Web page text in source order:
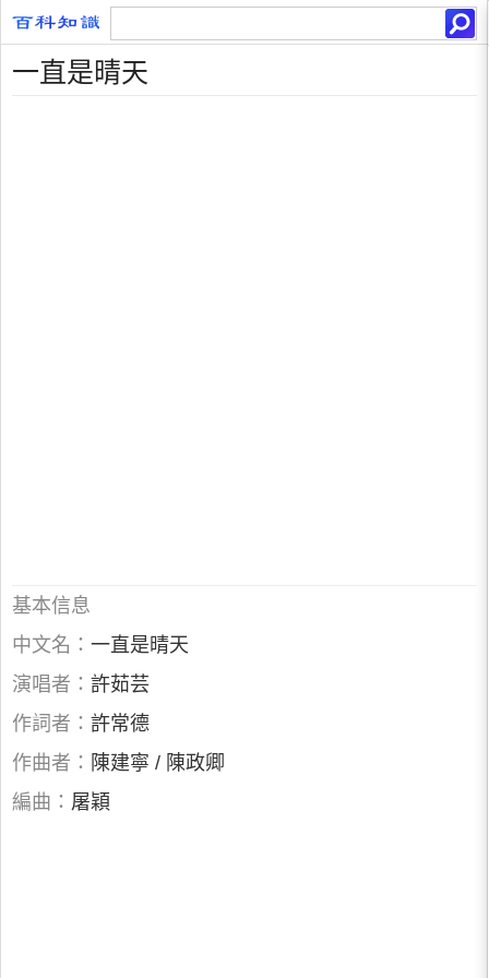
一直是晴天
基本信息
中文名： 一直是晴天
演唱者： 許茹芸
作詞者： 許常德
作曲者： 陳建寧 / 陳政卿
編曲： 屠穎